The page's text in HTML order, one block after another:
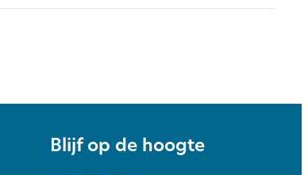
Blijf op de hoogte